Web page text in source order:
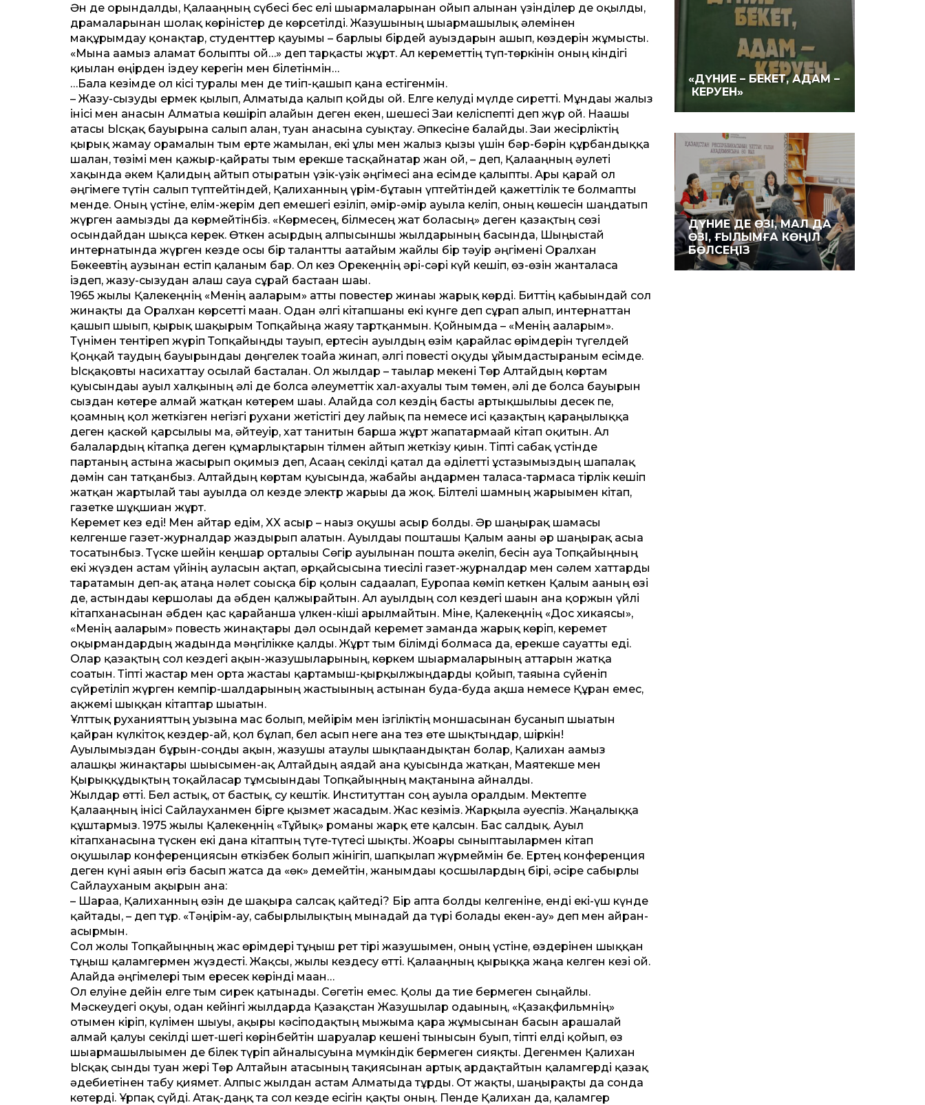
Ән де орындалды, Қалағаңның сүбесі бес елі шығармаларынан ойып алынған үзінділер де оқылды,
драмаларынан шолақ көріністер де көрсетілді. Жазушының шығармашылық әлемінен
мақұрымдау қонақтар, студент­тер қауымы – барлығы бірдей ауыздарын ашып, көздерін жұмысты.
«Мына ағамыз ғаламат болыпты ғой…» деп тарқасты жұрт. Ал керемет­тің түп-төркінін оның кіндігі
қиылған өңірден іздеу керегін мен білетінмін…
…Бала кезімде ол кісі туралы мен де тиіп-қашып қана естігенмін.
– Жазу-сызуды ермек қылып, Алматыда қалып қойды ғой. Елге келуді мүлде сирет­ті. Мұндағы жалғыз
інісі мен анасын Алматыға көшіріп алайын деген екен, шешесі Зағи келіспепті деп жүр ғой. Нағашы
атасы Ысқақ бауырына салып алған, туған анасына суықтау. Әпкесіне балайды. Зағи жесірліктің
қырық жамау орамалын тым ерте жамылған, екі ұлы мен жалғыз қызы үшін бәр-бәрін құрбандыққа
шалған, төзімі мен қажыр-қайраты тым ерекше тасқайнатар жан ғой, – деп, Қалағаңның әулеті
хақында әкем Қалидың айтып отыратын үзік-үзік әңгімесі ғана есімде қалыпты. Ары қарай ол
әңгімеге түтін салып түптейтіндей, Қалиханның үрім-бұтағын үптейтіндей қажет­тілік те болмапты
менде. Оның үстіне, елім-жерім деп емешегі езіліп, әмір-әмір ауылға келіп, оның көшесін шаңдатып
жүрген ағамызды да көрмейтінбіз. «Көрмесең, білмесең жат боласың» деген қазақтың сөзі
осындайдан шықса керек. Өткен ғасырдың алпысыншы жылдарының басында, Шыңғыстай
интернатында жүрген кез­де осы бір талант­ты ағатайым жайлы бір тәуір әңгімені Оралхан
Бөкеевтің аузынан естіп қалғаным бар. Ол кез Орекеңнің әрі-сәрі күй кешіп, өз-өзін жанталаса
іздеп, жазу-сызудан алғаш сауға сұрай бастаған шағы.
1965 жылы Қалекеңнің «Менің ағаларым» ат­ты повестер жинағы жарық көрді. Бит­тің қабығындай сол
жинақты да Оралхан көрсет­ті маған. Одан әлгі кітапшаны екі күнге деп сұрап алып, интернат­тан
қашып шығып, қырық шақырым Топқайыңға жаяу тартқанмын. Қойнымда – «Менің ағаларым».
Түнімен тентіреп жүріп Топқайың­ды тауып, ертесін ауылдың өзім қарайлас өрімдерін түгелдей
Қоңқай таудың бауырындағы дөңгелек тоғайға жинап, әлгі повесті оқуды ұйымдастырғаным есімде.
Ысқақовты насихат­тау осылай басталған. Ол жылдар – тағылар мекені Төр Алтайдың көртам
қуысындағы ауыл халқының әлі де болса әлеумет­тік хал-ахуалы тым төмен, әлі де болса бауырын
сыздан көтере алмай жатқан көтерем шағы. Алайда сол кездің басты артықшылығы десек пе,
қоғамның қол жеткізген негізгі рухани жетістігі деу лайық па немесе исі қазақтың қараңғылыққа
деген қаскөй қарсылығы ма, әйтеуір, хат танитын барша жұрт жапатармағай кітап оқитын. Ал
балалардың кітапқа деген құмарлықтарын тілмен айтып жеткізу қиын. Тіпті сабақ үстінде
партаның астына жасырып оқимыз деп, Асағаң секілді қатал да әділет­ті ұстазымыздың шапалақ
дәмін сан татқанбыз. Алтайдың көртам қуысында, жабайы аңдармен таласа-тармаса тірлік кешіп
жатқан жартылай тағы ауылда ол кез­де электр жарығы да жоқ. Білтелі шамның жарығымен кітап,
газетке шұқшиған жұрт.
Керемет кез еді! Мен айтар едім, XX ғасыр – нағыз оқушы ғасыр болды. Әр шаңырақ шамасы
келгенше газет-журналдар жаздырып алатын. Ауылдағы пошташы Қалым ағаны әр шаңырақ асыға
тосатынбыз. Түске ше­йін кеңшар орталығы Сөгір ауылынан пошта әкеліп, бесін ауа Топқайыңның
екі жүзден астам үйінің ауласын ақтап, әрқайсысына тиесілі газет-журналдар мен сәлем хат­тарды
таратамын деп-ақ атаңа нәлет соғысқа бір қолын садағалап, Еуропаға көміп кеткен Қалым ағаның өзі
де, астындағы кершолағы да әбден қалжырайтын. Ал ауылдың сол кез­дегі шағын ғана қоржын үйлі
кітапханасынан әбден қас қарайғанша үлкен-кіші арылмайтын. Міне, Қалекеңнің «Дос хикаясы»,
«Менің ағаларым» повесть жинақтары дәл осындай керемет заманда жарық көріп, керемет
оқырмандардың жадында мәңгілікке қалды. Жұрт тым білімді болмаса да, ерекше сауат­ты еді.
Олар қазақтың сол кез­дегі ақын-жазушыларының, көркем шығармаларының ат­тарын жатқа
соғатын. Тіпті жастар мен орта жастағы қартамыш-қырқылжыңдарды қойып, таяғына сүйеніп
сүйретіліп жүрген кемпір-шалдарының жастығының астынан буда-буда ақша немесе Құран емес,
ақжемі шыққан кітаптар шығатын.
Ұлт­тық руханият­тың уызына мас болып, мейірім мен ізгіліктің моншасынан бусанып шығатын
қайран күлкітоқ кез­дер-ай, қол бұлғап, бел асып неге ғана тез өте шықтыңдар, шіркін!
Ауылымыздан бұрын-соңды ақын, жазушы атаулы шықпағандықтан болар, Қалихан ағамыз
алғашқы жинақтары шығысымен-ақ Алтайдың аядай ғана қуысында жатқан, Маятекше мен
Қырыққұдықтың тоқайласар тұмсығындағы Топқайыңның мақтанына айналды.
Жылдар өт­ті. Бел астық, от бастық, су кештік. Институт­тан соң ауылға оралдым. Мектепте
Қалағаңның інісі Сайлауханмен бірге қызмет жасадым. Жас кезіміз. Жарқылға әуеспіз. Жаңалыққа
құштармыз. 1975 жылы Қалекеңнің «Тұйық» романы жарқ ете қалсын. Бас салдық. Ауыл
кітапханасына түскен екі дана кітаптың түте-түтесі шықты. Жоғары сыныптағылармен кітап
оқушылар конференциясын өткізбек болып жінігіп, шапқылап жүрмеймін бе. Ертең конференция
деген күні аяғын өгіз басып жатса да «өк» демейтін, жанымдағы қосшылардың бірі, әсіре сабырлы
Сайлауханым ақырын ғана:
– Шараға, Қалиханның өзін де шақыра салсақ қайтеді? Бір апта болды келгеніне, енді екі-үш күнде
қайтады, – деп тұр. «Тәңірім-ау, сабырлылықтың мынадай да түрі болады екен-ау» деп мен айран-
асырмын.
Сол жолы Топқайыңның жас өрімдері тұңғыш рет тірі жазушымен, оның үстіне, өздерінен шыққан
тұңғыш қаламгермен жүздесті. Жақсы, жылы кез­десу өт­ті. Қалағаңның қырыққа жаңа келген кезі ғой.
Алайда әңгімелері тым ересек көрінді маған…
Ол елуіне де­йін елге тым сирек қатынады. Сөгетін емес. Қолы да тие бермеген сыңайлы.
Мәскеудегі оқуы, одан ке­йінгі жылдарда Қазақ­стан Жазушылар одағының, «Қазақфильм­нің»
отымен кіріп, күлімен шығуы, ақыры кәсіподақтың мыжыма қара жұмысынан басын арашалай
алмай қалуы секілді шет-шегі көрінбейтін шаруалар кешені тынысын буып, тіпті елді қойып, өз
шығармашылығымен де білек түріп айналысуына мүмкіндік бермеген сияқты. Дегенмен Қалихан
Ысқақ сынды туған жері Төр Алтайын атасының тақиясынан артық ардақтайтын қаламгерді қазақ
әдебиетінен табу қиямет. Алпыс жылдан астам Алматыда тұрды. От жақты, шаңырақты да сонда
көтерді. Ұрпақ сүйді. Атақ-даңқ та сол кез­де есігін қақты оның. Пенде Қалихан да, қаламгер
«ДҮНИЕ – БЕКЕТ, АДАМ –
КЕРУЕН»
ДҮНИЕ ДЕ ӨЗІ, МАЛ ДА
ӨЗІ, ҒЫЛЫМҒА КӨҢІЛ
БӨЛСЕҢІЗ